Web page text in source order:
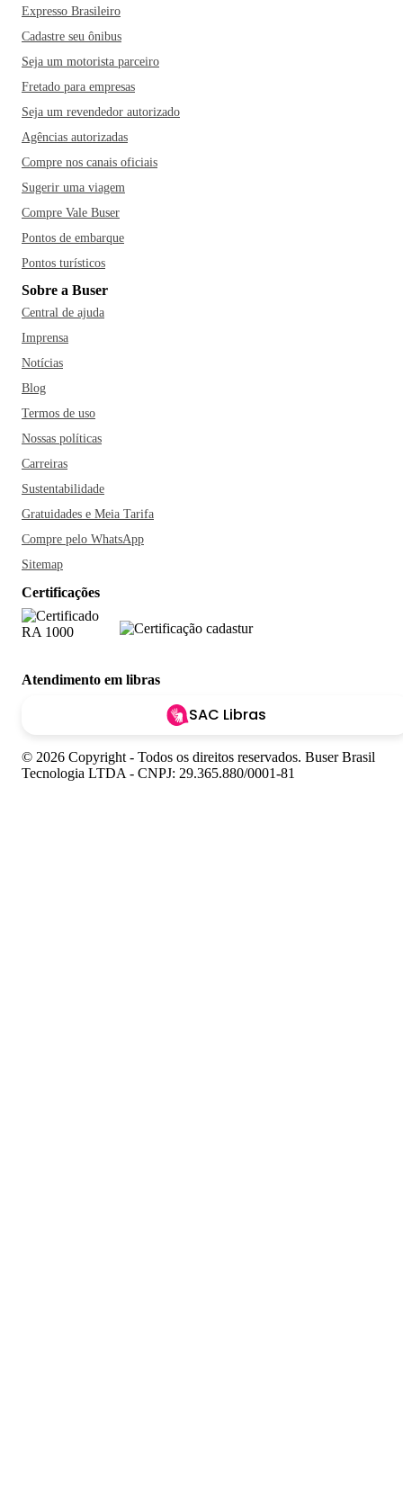
Expresso Brasileiro
Cadastre seu ônibus
Seja um motorista parceiro
Fretado para empresas
Seja um revendedor autorizado
Agências autorizadas
Compre nos canais oficiais
Sugerir uma viagem
Compre Vale Buser
Pontos de embarque
Pontos turísticos
Sobre a Buser
Central de ajuda
Imprensa
Notícias
Blog
Termos de uso
Nossas políticas
Carreiras
Sustentabilidade
Gratuidades e Meia Tarifa
Compre pelo WhatsApp
Sitemap
Certificações
Atendimento em libras
SAC Libras
© 2026 Copyright - Todos os direitos reservados. Buser Brasil
Tecnologia LTDA - CNPJ: 29.365.880/0001-81